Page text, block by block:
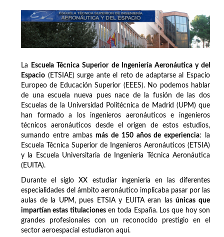
La
Escuela Técnica Superior de Ingeniería Aeronáutica y del
Espacio (ETSIAE) surge ante el reto de adaptarse al Espacio
Europeo de Educación Superior (EEES). No podemos hablar
de una escuela nueva pues nace de la fusión de las dos
Escuelas de la Universidad Politécnica de Madrid (UPM) que
han formado a los ingenieros aeronáuticos e ingenieros
técnicos aeronáuticos desde el origen de estos estudios,
sumando entre ambasmás de 150 años de experiencia: la
Escuela Técnica Superior de Ingenieros Aeronáuticos (ETSIA)
y la Escuela Universitaria de Ingeniería Técnica Aeronáutica
(EUITA).
Durante el siglo XX estudiar ingeniería en las diferentes
especialidades del ámbito aeronáutico implicaba pasar por las
aulas de la UPM, pues ETSIA y EUITA eran lasúnicas que
impartían estas titulacionesen toda España. Los que hoy son
grandes profesionales con un reconocido prestigio en el
sector aeroespacial estudiaron aquí.